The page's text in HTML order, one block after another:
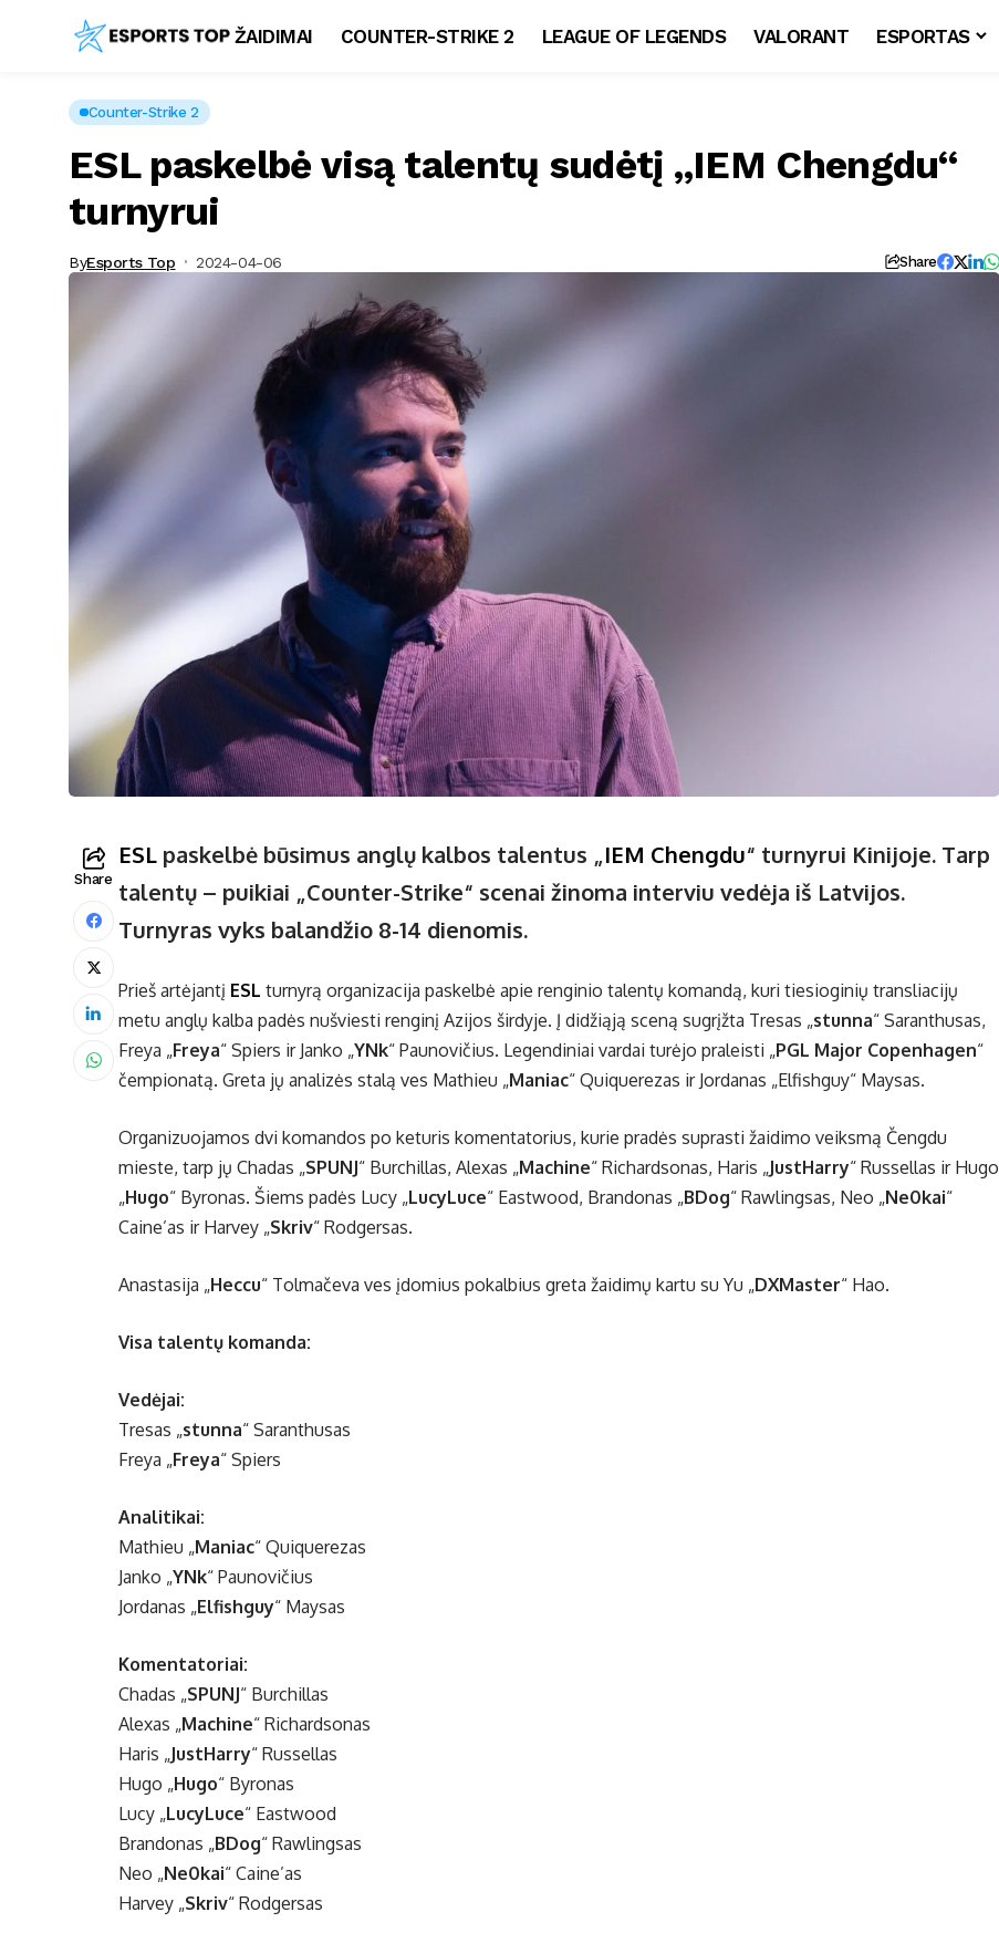
ŽAIDIMAI COUNTER-STRIKE 2 LEAGUE OF LEGENDS VALORANT ESPORTAS
Counter-Strike 2
ESL paskelbė visą talentų sudėtį „IEM Chengdu“
turnyrui
ByEsports Top 2024-04-06 Share
Share
ESL paskelbė būsimus anglų kalbos talentus „IEM Chengdu“ turnyrui Kinijoje. Tarp
talentų – puikiai „Counter-Strike“ scenai žinoma interviu vedėja iš Latvijos.
Turnyras vyks balandžio 8-14 dienomis.
Prieš artėjantį ESL turnyrą organizacija paskelbė apie renginio talentų komandą, kuri tiesioginių transliacijų
metu anglų kalba padės nušviesti renginį Azijos širdyje. Į didžiąją sceną sugrįžta Tresas „stunna“ Saranthusas,
Freya „Freya“ Spiers ir Janko „YNk“ Paunovičius. Legendiniai vardai turėjo praleisti „PGL Major Copenhagen“
čempionatą. Greta jų analizės stalą ves Mathieu „Maniac“ Quiquerezas ir Jordanas „Elfishguy“ Maysas.
Organizuojamos dvi komandos po keturis komentatorius, kurie pradės suprasti žaidimo veiksmą Čengdu
mieste, tarp jų Chadas „SPUNJ“ Burchillas, Alexas „Machine“ Richardsonas, Haris „JustHarry“ Russellas ir Hugo
„Hugo“ Byronas. Šiems padės Lucy „LucyLuce“ Eastwood, Brandonas „BDog“ Rawlingsas, Neo „Ne0kai“
Caine’as ir Harvey „Skriv“ Rodgersas.
Anastasija „Heccu⁠“ Tolmačeva ves įdomius pokalbius greta žaidimų kartu su Yu „DXMaster“ Hao.
Visa talentų komanda:
Vedėjai:
Tresas „⁠stunna⁠“ Saranthusas
Freya „⁠Freya⁠“ Spiers
Analitikai:
Mathieu „⁠Maniac⁠“ Quiquerezas
Janko „⁠YNk⁠“ Paunovičius
Jordanas „Elfishguy⁠“ Maysas
Komentatoriai:
Chadas „⁠SPUNJ⁠“ Burchillas
Alexas „Machine⁠“ Richardsonas
Haris „⁠JustHarry⁠“ Russellas
Hugo „⁠Hugo⁠“ Byronas
Lucy „LucyLuce“ Eastwood
Brandonas „BDog“ Rawlingsas
Neo „Ne0kai“ Caine’as
Harvey „Skriv“ Rodgersas